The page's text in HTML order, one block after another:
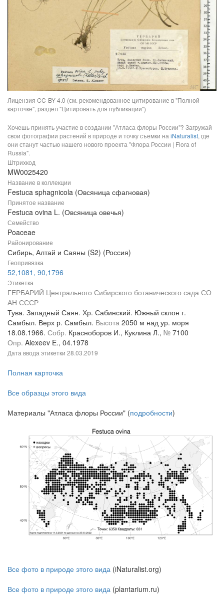
Лицензия CC-BY 4.0 (см. рекомендованное цитирование в "Полной
карточке", раздел "Цитировать для публикации")
Хочешь принять участие в создании "Атласа флоры России"? Загружай
свои фотографии растений в природе и точку съемки на iNaturalist, где
они станут частью нашего нового проекта "Флора России | Flora of
Russia".
Штрихкод
MW0025420
Название в коллекции
Festuca sphagnicola (Овсяница сфагновая)
Принятое название
Festuca ovina L. (Овсяница овечья)
Семейство
Poaceae
Районирование
Сибирь, Алтай и Саяны (S2) (Россия)
Геопривязка
52,1081, 90,1796
Этикетка
ГЕРБАРИЙ Центрального Сибирского ботанического сада СО
АН СССР
Тува. Западный Саян. Хр. Сабинский. Южный склон г.
Самбыл. Верх р. Самбыл. Высота 2050 м над ур. моря
18.08.1966. Собр. Красноборов И., Куклина Л., № 7100
Опр. Alexeev E., 04.1978
Дата ввода этикетки 28.03.2019
Полная карточка
Все образцы этого вида
Материалы "Атласа флоры России" (подробности)
Все фото в природе этого вида (iNaturalist.org)
Все фото в природе этого вида (plantarium.ru)